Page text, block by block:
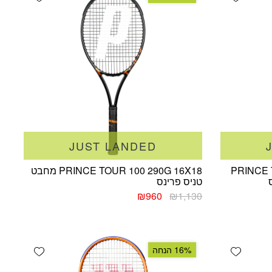
PRINCE
JUST LANDED
PRINCE TOUR 100 290G 16X18 מחבט
טניס פרינס
₪1,130 המחיר
₪960 המחיר
Add wishlist
wishlist 16% הנחה